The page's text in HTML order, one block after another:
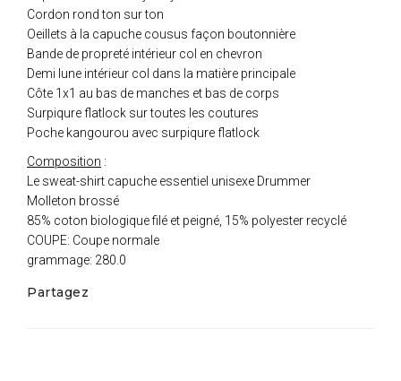
Cordon rond ton sur ton
Oeillets à la capuche cousus façon boutonnière
Bande de propreté intérieur col en chevron
Demi lune intérieur col dans la matière principale
Côte 1x1 au bas de manches et bas de corps
Surpiqure flatlock sur toutes les coutures
Poche kangourou avec surpiqure flatlock
Composition :
Le sweat-shirt capuche essentiel unisexe Drummer
Molleton brossé
85% coton biologique filé et peigné, 15% polyester recyclé
COUPE: Coupe normale
grammage: 280.0
Partagez